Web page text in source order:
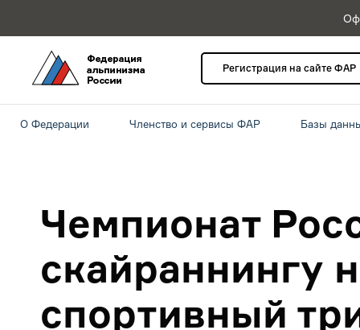
Регистрация на сайте ФАР
О Федерации Членство и сервисы ФАР Базы
Чемпионат
скайраннингу
спортивный